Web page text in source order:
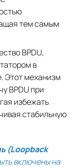
тем самым
BPDU,
в
Этот механизм
BPDU при
избежать
стабильную
(Loopback
включены на